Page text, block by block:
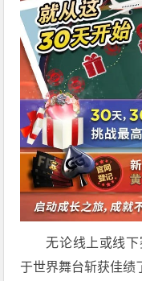
无论线上或线
于世界舞台斩获佳绩